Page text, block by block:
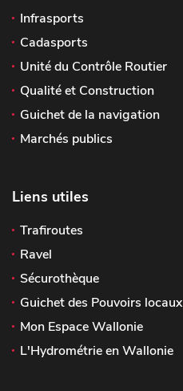
Infrasports
Cadasports
Unité du Contrôle Routier
Qualité et Construction
Guichet de la navigation
Marchés publics
Liens utiles
Trafiroutes
Ravel
Sécurothèque
Guichet des Pouvoirs locaux
Mon Espace Wallonie
L'Hydrométrie en Wallonie